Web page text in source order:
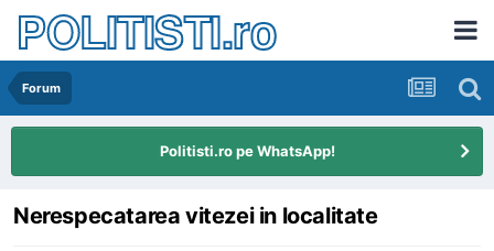
POLITISTI.ro
Forum
Politisti.ro pe WhatsApp!
Nerespecatarea vitezei in localitate